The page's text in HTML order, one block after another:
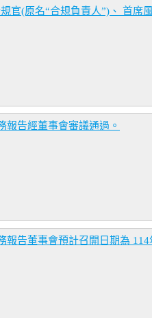
官(原名“合規負責人”)、 首席
報告經董事會審議通過。
報告董事會預計召開日期為 114